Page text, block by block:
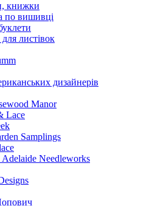
книжки
по вишивці
листівок
дизайнерів
Manor
Lace
Samplings
Adelaide Needleworks